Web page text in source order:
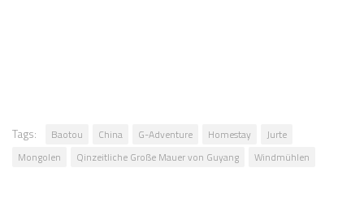
Tags: Baotou China G-Adventure Homestay
Jurte
Mongolen
Qinzeitliche Große Mauer von Guyang Windmühlen